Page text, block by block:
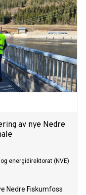
av nye Nedre
energidirektorat (NVE)
Nedre Fiskumfoss